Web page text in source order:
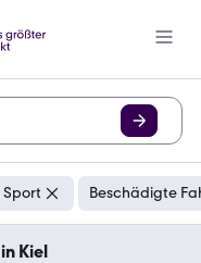
Sport Beschädigte
Kiel